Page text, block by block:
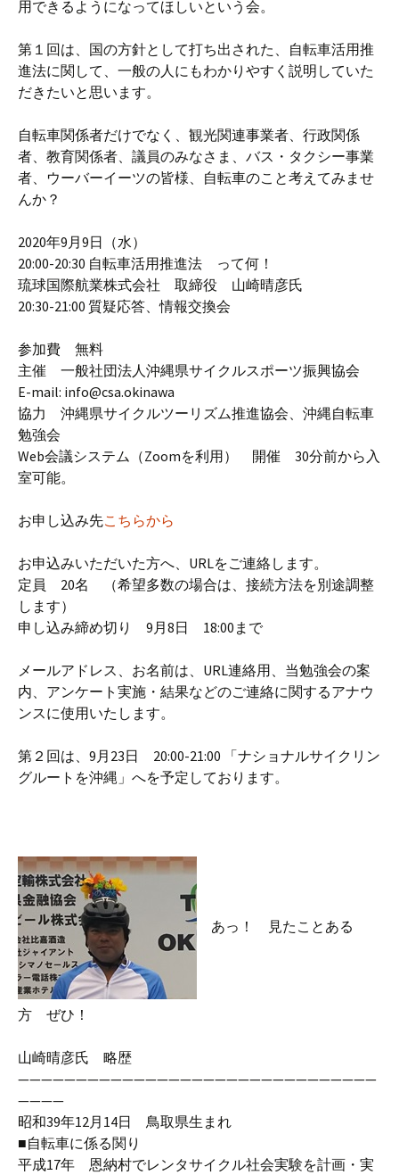
用できるようになってほしいという会。
第１回は、国の方針として打ち出された、自転車活用推
進法に関して、一般の人にもわかりやすく説明していた
だきたいと思います。
自転車関係者だけでなく、観光関連事業者、行政関係
者、教育関係者、議員のみなさま、バス・タクシー事業
者、ウーバーイーツの皆様、自転車のこと考えてみませ
んか？
2020年9月9日（水）
20:00-20:30 自転車活用推進法 って何！
琉球国際航業株式会社 取締役 山崎晴彦氏
20:30-21:00 質疑応答、情報交換会
参加費 無料
主催 一般社団法人沖縄県サイクルスポーツ振興協会
E-mail: info@csa.okinawa
協力 沖縄県サイクルツーリズム推進協会、沖縄自転車
勉強会
Web会議システム（Zoomを利用） 開催 30分前から入
室可能。
お申し込み先こちらから
お申込みいただいた方へ、URLをご連絡します。
定員 20名 （希望多数の場合は、接続方法を別途調整
します）
申し込み締め切り 9月8日 18:00まで
メールアドレス、お名前は、URL連絡用、当勉強会の案
内、アンケート実施・結果などのご連絡に関するアナウ
ンスに使用いたします。
第２回は、9月23日 20:00-21:00 「ナショナルサイクリン
グルートを沖縄」へを予定しております。
あっ！ 見たことある
方 ぜひ！
山崎晴彦氏 略歴
———————————————————————————————
————
昭和39年12月14日 鳥取県生まれ
■自転車に係る関り
平成17年 恩納村でレンタサイクル社会実験を計画・実